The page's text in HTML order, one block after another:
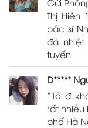
Thị Hiền
bác sĩ
đã
tuyến
D*****
“Tôi đi
rất
phố Hà